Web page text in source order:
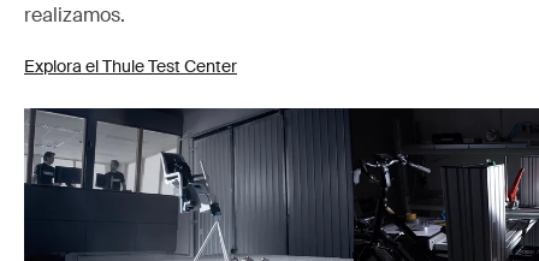
realizamos.
Explora el Thule Test Center